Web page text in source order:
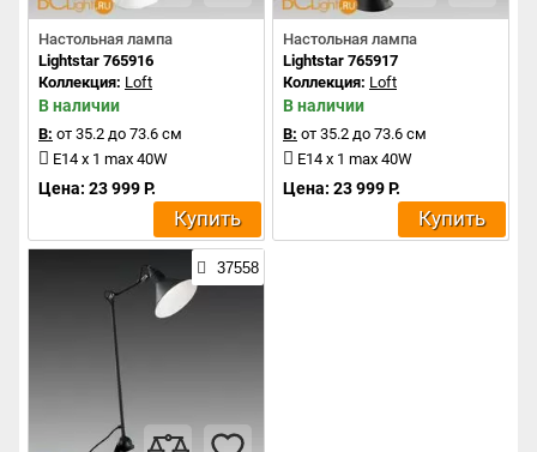
Настольная лампа
Lightstar 765916
Коллекция: Loft
В наличии
В: от 35.2 до 73.6 см
E14 x 1 max 40W
Цена: 23 999 Р.
Купить
Настольная лампа
Lightstar 765917
Коллекция: Loft
В наличии
В: от 35.2 до 73.6 см
E14 x 1 max 40W
Цена: 23 999 Р.
Купить
37558